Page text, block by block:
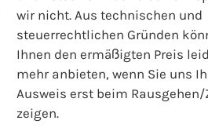
wir nicht. Aus technischen und
steuerrechtlichen Gründen
Ihnen den ermäßigten Preis
mehr anbieten, wenn Sie uns
Ausweis erst beim
zeigen.